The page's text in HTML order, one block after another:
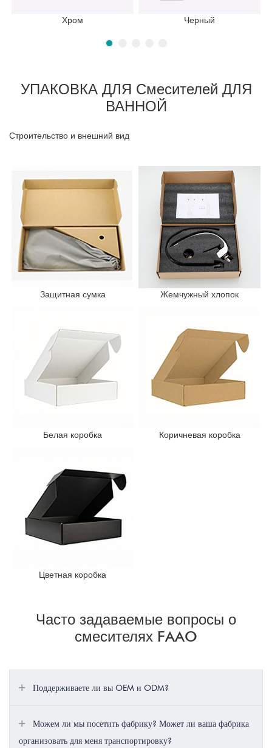
Хром Черный
УПАКОВКА ДЛЯ Смесителей ДЛЯ
ВАННОЙ
Строительство и внешний вид
Защитная сумка Жемчужный хлопок
Белая коробка Коричневая коробка
Цветная коробка
Часто задаваемые вопросы о
смесителях FAAO
Поддерживаете ли вы OEM и ODM?
Можем ли мы посетить фабрику? Может ли ваша фабрика
организовать для меня транспортировку?